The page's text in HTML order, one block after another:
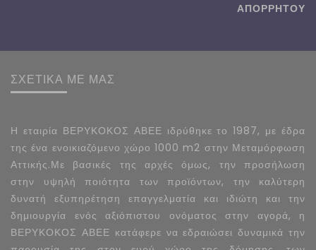
ΑΠΟΡΡΗΤΟΥ
ΣΧΕΤΙΚΑ ΜΕ ΜΑΣ
Η εταιρία ΒΕΡΥΚΟΚΟΣ ΑΒΕΕ ιδρύθηκε το 1987, με έδρα
της ένα ενοικιαζόμενο χώρο 1000 m2 στην Μεταμόρφωση
Αττικής.Με βασικές της αρχές όμως, την προσήλωση
στην υψηλή ποιότητα των προϊόντων, την καλύτερη
δυνατή εξυπηρέτηση επαγγελματία και ιδιώτη και την
δημιουργία ενός αξιόπιστου ονόματος στην αγορά, η
ΒΕΡΥΚΟΚΟΣ ΑΒΕΕ κατάφερε να εδραιώσει δυναμικά την